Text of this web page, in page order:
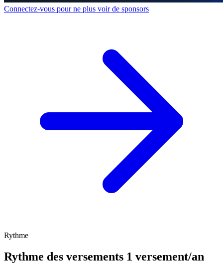
Connectez-vous pour ne plus voir de sponsors
Rythme
Rythme des versements 1 versement/an